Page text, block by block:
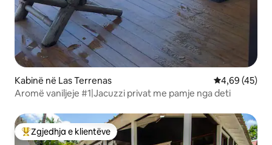
Kabinë në Las Terrenas Vlerësimi
4,69 (45)
Aromë vaniljeje #1|Jacuzzi privat me pamje nga deti
Më të mirat e zgjedhjeve të klientëve
Zgjedhja e klientëve